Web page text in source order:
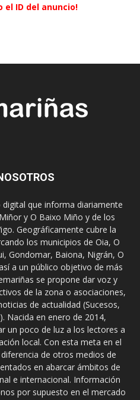
el ID del anuncio!
que informa diariamente
y O Baixo Miño y de los
Geográficamente cubre la
los municipios de Oia, O
Gondomar, Baiona, Nigrán, O
a un público objetivo de más
se propone dar voz y
de la zona o asociaciones,
de actualidad (Sucesos,
Nacida en enero de 2014,
un poco de luz a los lectores a
local. Con esta meta en el
de otros medios de
en abarcar ámbitos de
e internacional. Información
por supuesto en el mercado